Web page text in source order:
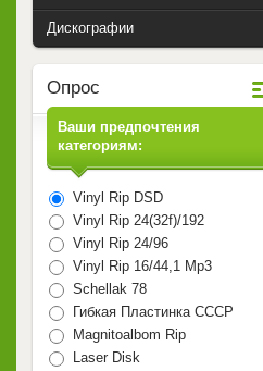
Дискографии
Опрос
Ваши предпочтения
категориям:
Vinyl Rip DSD
Vinyl Rip 24(32f)/192
Vinyl Rip 24/96
Vinyl Rip 16/44,1 Mp3
Schellak 78
Гибкая Пластинка СССР
Magnitoalbom Rip
Laser Disk